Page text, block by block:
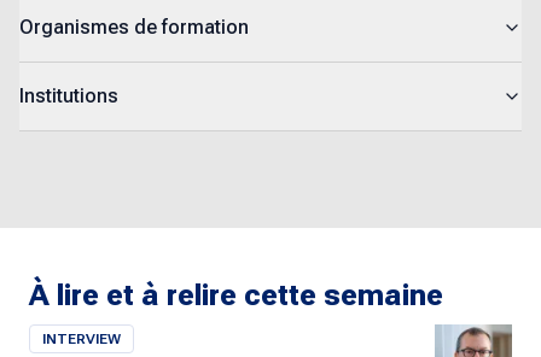
Organismes de formation
Institutions
À lire et à relire cette semaine
INTERVIEW